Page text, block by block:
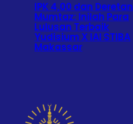
IPK 4,00 dan Deretan
Mumtaz: Inilah Para
Lulusan Terbaik
Yudisium X IAI STIBA
Makassar